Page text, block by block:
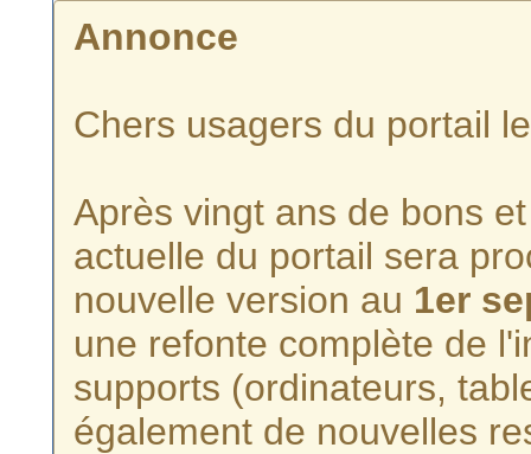
Annonce
Chers usagers du portail
Après vingt ans de bons
actuelle du portail sera
nouvelle version au 1er
une refonte complète de
supports (ordinateurs,
également de nouvelles